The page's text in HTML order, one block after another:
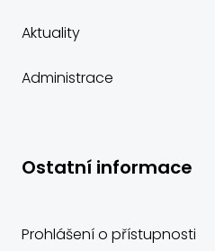
Aktuality
Administrace
Ostatní informace
Prohlášení o přístupnosti